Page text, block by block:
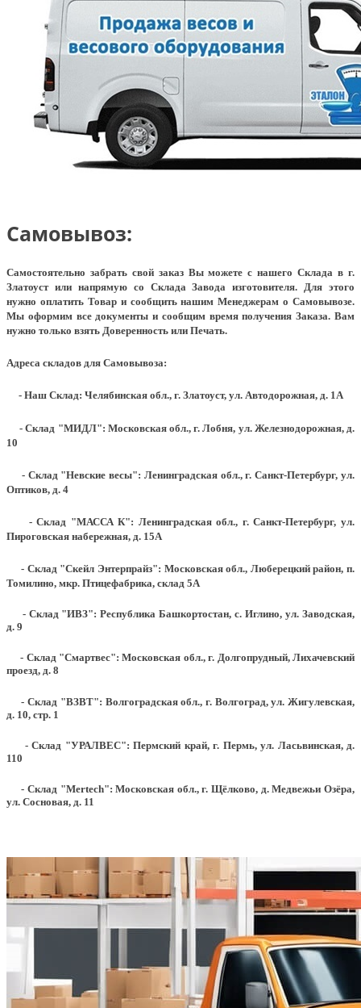
Самовывоз:
Самостоятельно забрать свой заказ Вы можете с нашего Склада в г.
Златоуст или напрямую со Склада Завода изготовителя. Для этого
нужно оплатить Товар и сообщить нашим Менеджерам о Самовывозе.
Мы оформим все документы и сообщим время получения Заказа. Вам
нужно только взять Доверенность или Печать.
Адреса складов для Самовывоза:
- Наш Склад: Челябинская обл., г. Златоуст, ул. Автодорожная, д. 1А
- Склад "МИДЛ": Московская обл., г. Лобня, ул. Железнодорожная, д.
10
- Склад "Невские весы": Ленинградская обл., г. Санкт-Петербург, ул.
Оптиков, д. 4
- Склад "МАССА К": Ленинградская обл., г. Санкт-Петербург, ул.
Пироговская набережная, д. 15А
- Склад "Скейл Энтерпрайз": Московская обл., Люберецкий район, п.
Томилино, мкр. Птицефабрика, склад 5А
- Склад "ИВЗ": Республика Башкортостан, с. Иглино, ул. Заводская,
д. 9
- Склад "Смартвес":Московская обл., г. Долгопрудный, Лихачевский
проезд, д. 8
- Склад "ВЗВТ": Волгоградская обл., г. Волгоград, ул. Жигулевская,
д. 10, стр. 1
- Склад "УРАЛВЕС": Пермский край, г. Пермь, ул. Ласьвинская, д.
110
- Склад "Mertech": Московская обл., г. Щёлково, д. Медвежьи Озёра,
ул. Сосновая, д. 11